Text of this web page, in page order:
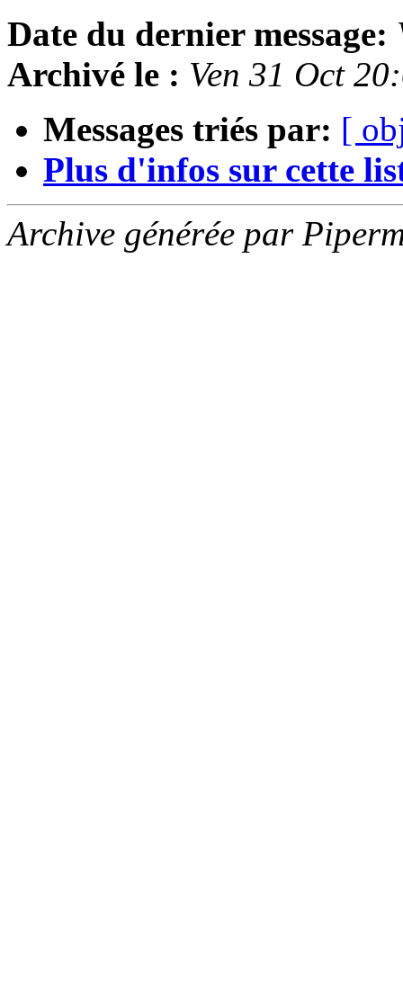
Date du dernier message:
Archivé le : Ven 31 Oct
Messages triés par: [
Plus d'infos sur cette
Archive générée par